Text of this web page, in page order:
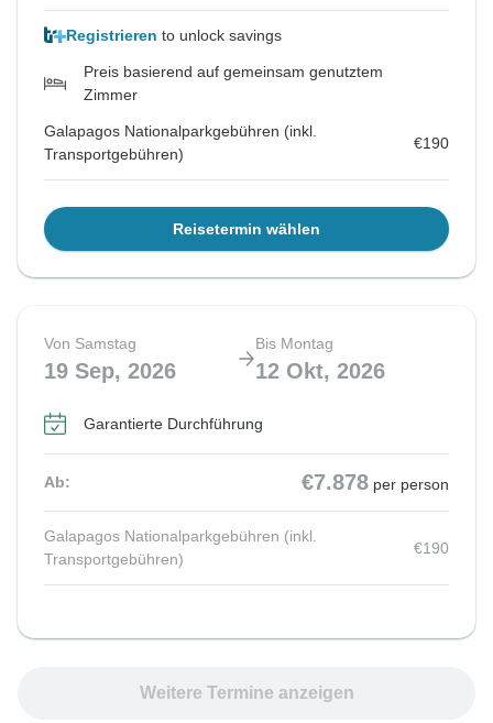
Registrieren to unlock savings
Preis basierend auf gemeinsam genutztem
Zimmer
Galapagos Nationalparkgebühren (inkl.
Transportgebühren)
€190
Reisetermin wählen
Von Samstag
19 Sep, 2026
Bis Montag
12 Okt, 2026
Garantierte Durchführung
Ab: €7.878 per person
Galapagos Nationalparkgebühren (inkl.
Transportgebühren)
€190
Weitere Termine anzeigen